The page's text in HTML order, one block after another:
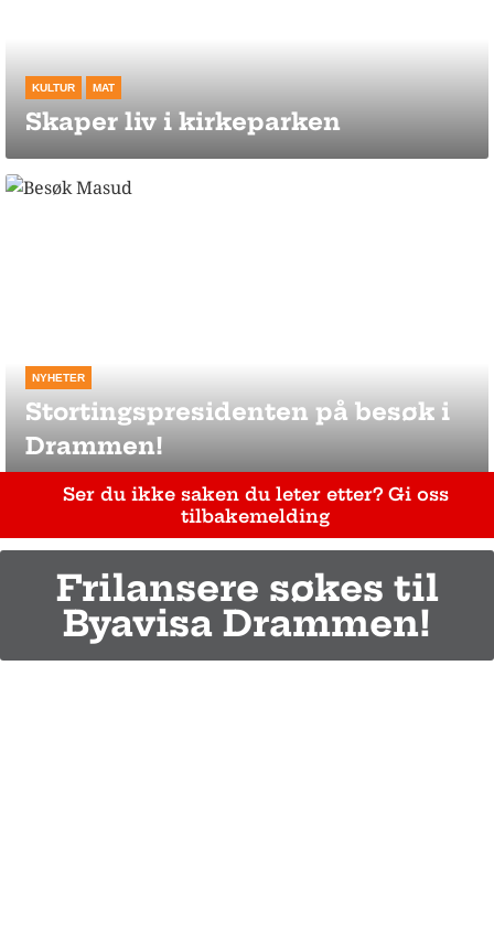
KULTUR MAT
Skaper liv i kirkeparken
NYHETER
Stortingspresidenten på besøk i
Drammen!
Ser du ikke saken du leter etter? Gi oss
tilbakemelding
Frilansere søkes til
Byavisa Drammen!